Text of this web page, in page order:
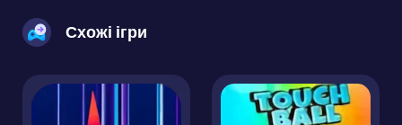
Схожі ігри